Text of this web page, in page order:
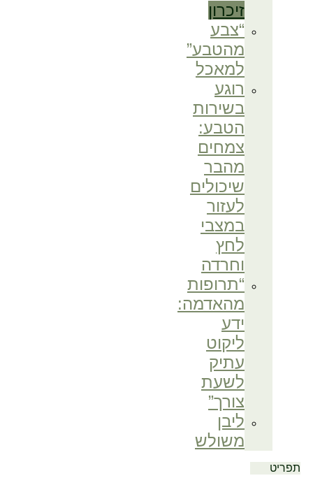
זיכרון
“צבע
מהטבע”
למאכל
רוגע
בשירות
הטבע:
צמחים
מהבר
שיכולים
לעזור
במצבי
לחץ
וחרדה
“תרופות
מהאדמה:
ידע
ליקוט
עתיק
לשעת
צורך”
ליבן
משולש